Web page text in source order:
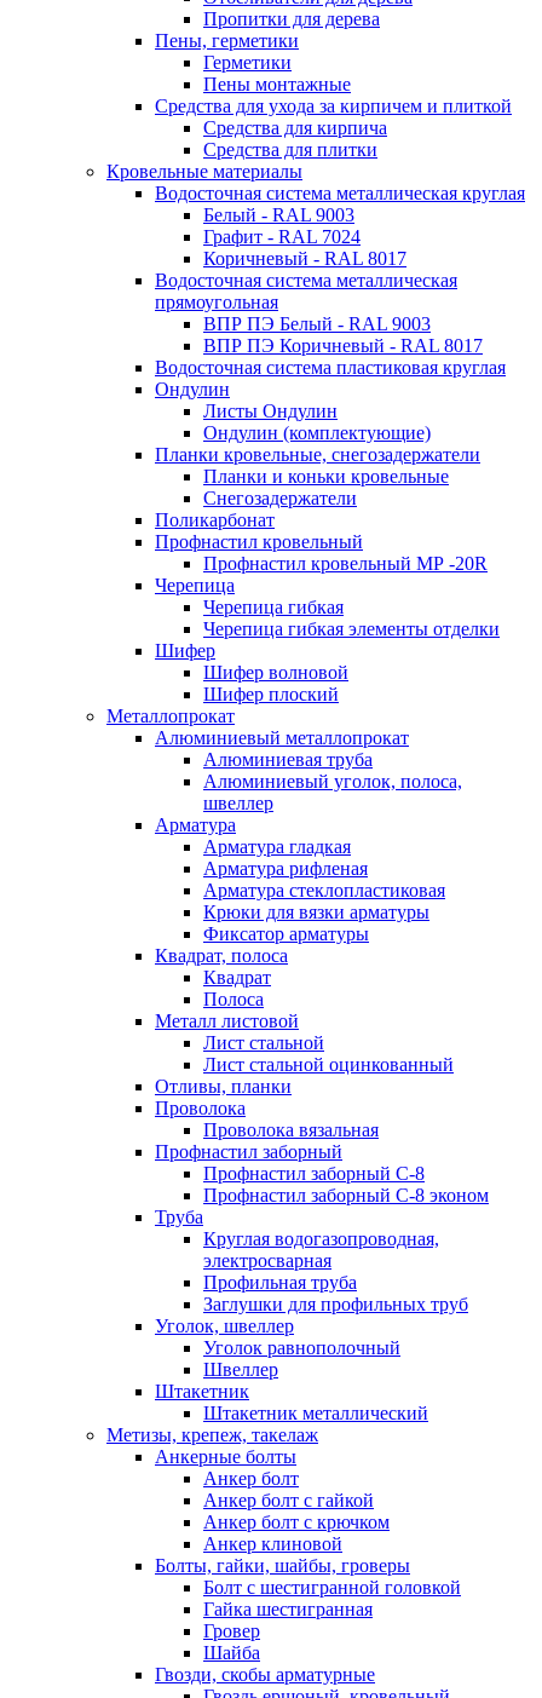
Пропитки для дерева
Пены, герметики
Герметики
Пены монтажные
Средства для ухода за кирпичем и плиткой
Средства для кирпича
Средства для плитки
Кровельные материалы
Водосточная система металлическая круглая
Белый - RAL 9003
Графит - RAL 7024
Коричневый - RAL 8017
Водосточная система металлическая
прямоугольная
ВПР ПЭ Белый - RAL 9003
ВПР ПЭ Коричневый - RAL 8017
Водосточная система пластиковая круглая
Ондулин
Листы Ондулин
Ондулин (комплектующие)
Планки кровельные, снегозадержатели
Планки и коньки кровельные
Снегозадержатели
Поликарбонат
Профнастил кровельный
Профнастил кровельный МР -20R
Черепица
Черепица гибкая
Черепица гибкая элементы отделки
Шифер
Шифер волновой
Шифер плоский
Металлопрокат
Алюминиевый металлопрокат
Алюминиевая труба
Алюминиевый уголок, полоса,
швеллер
Арматура
Арматура гладкая
Арматура рифленая
Арматура стеклопластиковая
Крюки для вязки арматуры
Фиксатор арматуры
Квадрат, полоса
Квадрат
Полоса
Металл листовой
Лист стальной
Лист стальной оцинкованный
Отливы, планки
Проволока
Проволока вязальная
Профнастил заборный
Профнастил заборный С-8
Профнастил заборный С-8 эконом
Труба
Круглая водогазопроводная,
электросварная
Профильная труба
Заглушки для профильных труб
Уголок, швеллер
Уголок равнополочный
Швеллер
Штакетник
Штакетник металлический
Метизы, крепеж, такелаж
Анкерные болты
Анкер болт
Анкер болт с гайкой
Анкер болт с крючком
Анкер клиновой
Болты, гайки, шайбы, гроверы
Болт c шестигранной головкой
Гайка шестигранная
Гровер
Шайба
Гвозди, скобы арматурные